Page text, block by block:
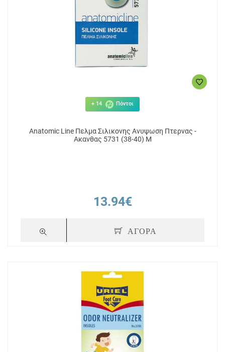
+ 14 Πόντοι
Anatomic Line Πελμα Σιλικονης Ανυψωση Πτερνας -
Ακανθας 5731 (38-40) M
13.94€
ΑΓΟΡΑ